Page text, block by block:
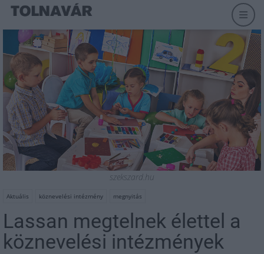
szekszard.hu
Aktuális köznevelési intézmény megnyitás
Lassan megtelnek élettel a
köznevelési intézmények